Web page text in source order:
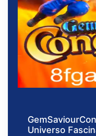
Universo